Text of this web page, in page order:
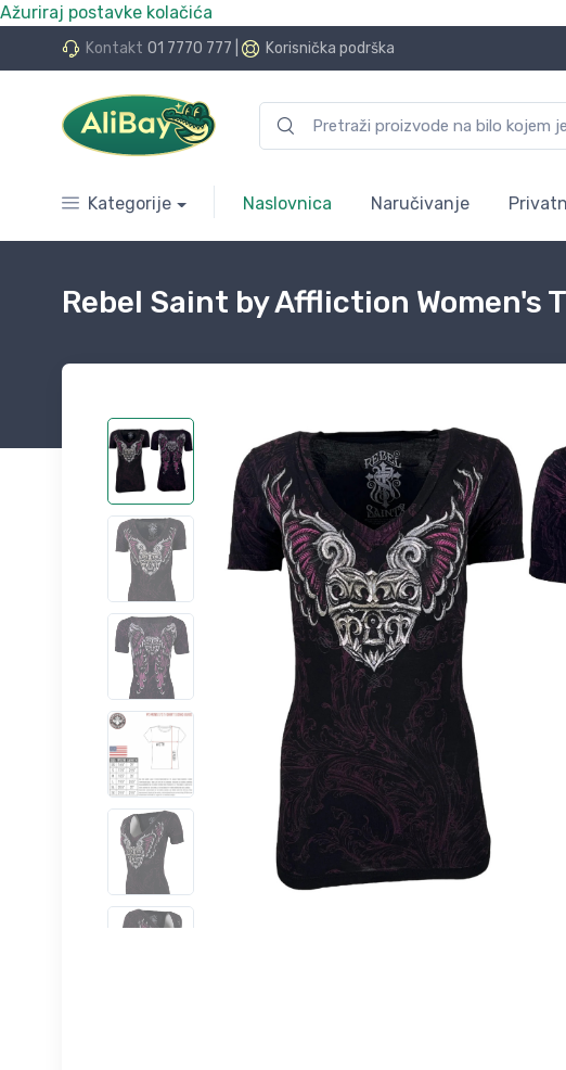
Ažuriraj postavke kolačića
Kontakt 01 7770 777 Korisnička podrška
24 rate bez kamata
Kategorije Naslovnica Naručivanje
Rebel Saint by Affliction Women's